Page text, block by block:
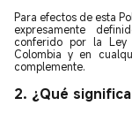
Para efectos de esta
expresamente
conferido por la Ley
Colombia y en
complemente.
2. ¿Qué